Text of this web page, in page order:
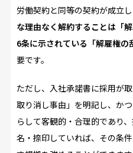
労働契約と同等の契約が成立
な理由なく解約することは「
6条に示されている「解雇権
要です。
ただし、入社承諾書に採用が
取り消し事由」を明記し、か
らして客観的・合理的であり
名・捺印していれば、その条